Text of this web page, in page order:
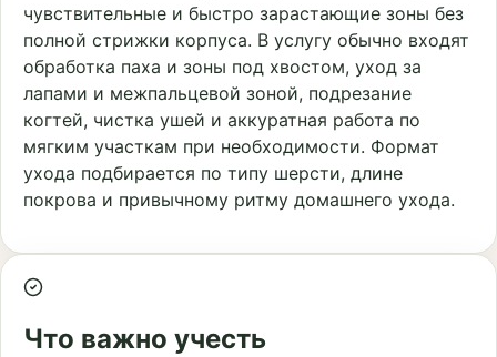
чувствительные и быстро зарастающие зоны без
полной стрижки корпуса. В услугу обычно входят
обработка паха и зоны под хвостом, уход за
лапами и межпальцевой зоной, подрезание
когтей, чистка ушей и аккуратная работа по
мягким участкам при необходимости. Формат
ухода подбирается по типу шерсти, длине
покрова и привычному ритму домашнего ухода.
Что важно учесть